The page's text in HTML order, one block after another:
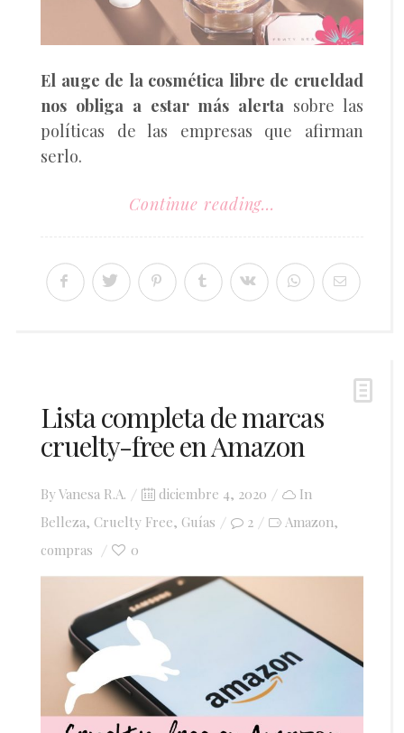
El auge de la cosmética libre de crueldad
nos obliga a estar más alerta sobre las
políticas de las empresas que afirman
serlo.
Continue reading...
Lista completa de marcas
cruelty-free en Amazon
ByVanesa R.A.
Posted
on
diciembre 4, 2020
In
Belleza, Cruelty Free, Guías 2 Amazon,
compras 0